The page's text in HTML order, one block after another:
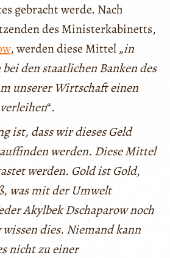
gebracht werde. Nach
des Ministerkabinetts,
, werden diese Mittel „in
den staatlichen Banken des
unserer Wirtschaft einen
“.
ist, dass wir dieses Geld
werden. Diese Mittel
werden. Gold ist Gold,
was mit der Umwelt
Akylbek Dschaparow noch
dies. Niemand kann
nicht zu einer